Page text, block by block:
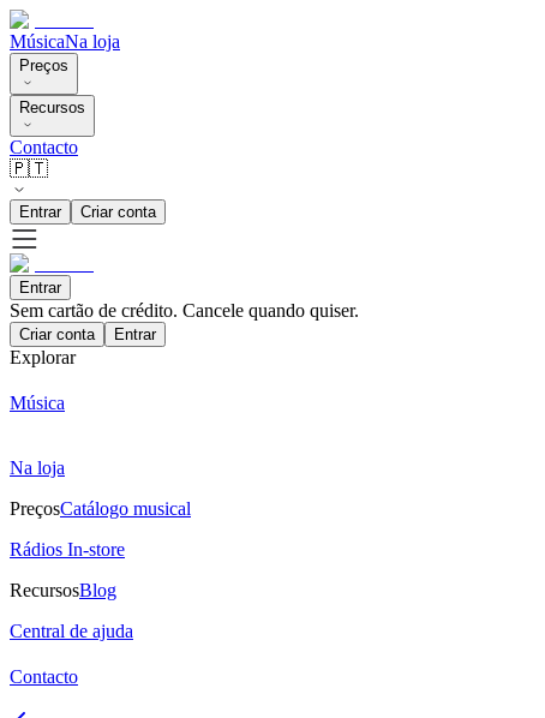
MúsicaNa loja
Preços
Recursos
Contacto
🇵🇹
Entrar Criar conta
Entrar
Sem cartão de crédito. Cancele quando quiser.
Criar conta Entrar
Explorar
Música
Na loja
PreçosCatálogo musical
Rádios In-store
RecursosBlog
Central de ajuda
Contacto